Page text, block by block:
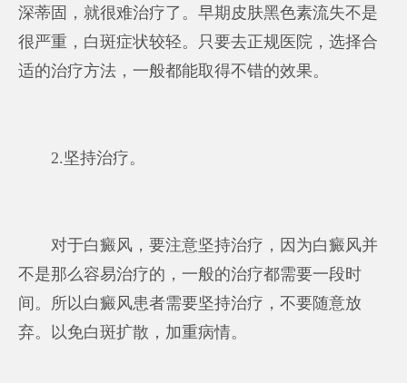
深蒂固，就很难治疗了。早期皮肤黑色素流失不是
很严重，白斑症状较轻。只要去正规医院，选择合
适的治疗方法，一般都能取得不错的效果。
2.坚持治疗。
对于白癜风，要注意坚持治疗，因为白癜风并
不是那么容易治疗的，一般的治疗都需要一段时
间。所以白癜风患者需要坚持治疗，不要随意放
弃。以免白斑扩散，加重病情。